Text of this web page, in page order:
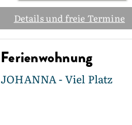
Details und freie Termine
Ferienwohnung
JOHANNA - Viel Platz